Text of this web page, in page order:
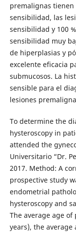
premalignas tienen
sensibilidad, las
sensibilidad y 100
sensibilidad muy
de hiperplasias y
excelente eficacia
submucosos. La
sensible para el
lesiones
To determine the
hysteroscopy in
attended the
Universitario “Dr.
2017. Method: A
prospective study
endometrial
hysteroscopy and
The average age of
years), the average